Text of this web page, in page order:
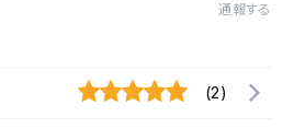
通報する
(2)